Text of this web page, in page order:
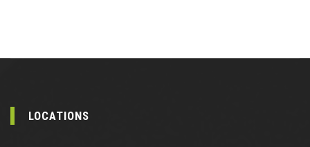
LOCATIONS